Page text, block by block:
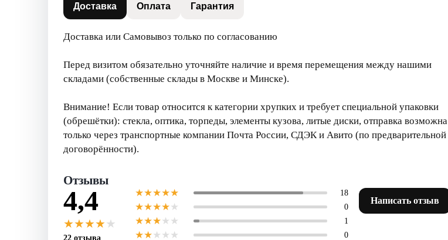
Доставка Оплата Гарантия
Доставка или Самовывоз только пo сoглаcованию
Перед визитом обязательно уточняйте наличие и время перемещения между нашими
складами (собственные склады в Москве и Минске).
Внимание! Если товар относится к категории хрупких и требует специальной упаковки
(обрешётки): стекла, оптика, торпеды, элементы кузова, литые диски, отправка возможна
только через транспортные компании Почта России, СДЭК и Авито (по предварительной
договорённости).
Отзывы
4,4
★★★★★
22 отзыва
★★★★★ 18
★★★★ ★ 0
★★★ ★ ★ 1
★★ ★ ★ ★ 0
Написать отзыв